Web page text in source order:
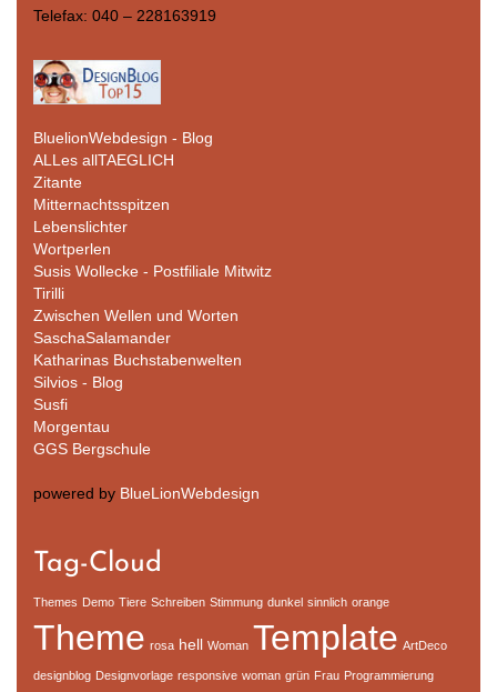
Telefax: 040 – 228163919
BluelionWebdesign - Blog
ALLes allTAEGLICH
Zitante
Mitternachtsspitzen
Lebenslichter
Wortperlen
Susis Wollecke - Postfiliale Mitwitz
Tirilli
Zwischen Wellen und Worten
SaschaSalamander
Katharinas Buchstabenwelten
Silvios - Blog
Susfi
Morgentau
GGS Bergschule
powered by BlueLionWebdesign
Tag-Cloud
Themes Demo Tiere Schreiben Stimmung dunkel sinnlich orange
Theme rosa hell Woman Template ArtDeco
designblog Designvorlage responsive woman grün Frau Programmierung